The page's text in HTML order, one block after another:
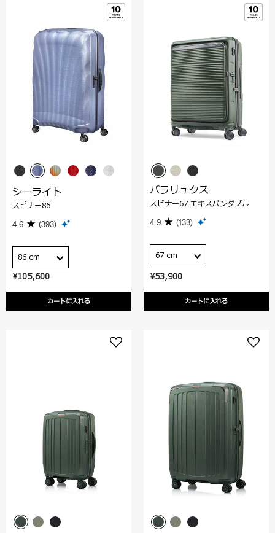
¥105,600
カートに入れる
シーライト
スピナー86
4.6 (393)
86 cm
¥53,900
カートに入れる
パラリュクス
スピナー67 エキスパンダブル
4.9 (133)
67 cm